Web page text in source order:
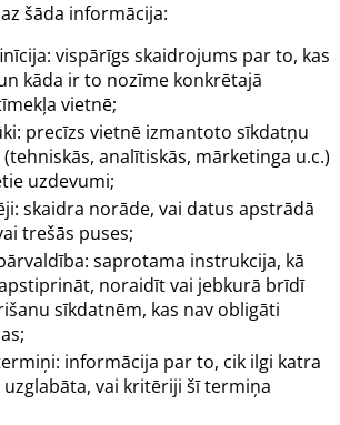
šāda informācija:
vispārīgs skaidrojums par to, kas
kāda ir to nozīme konkrētajā
vietnē;
precīzs vietnē izmantoto sīkdatņu
analītiskās, mārketinga u.c.)
uzdevumi;
skaidra norāde, vai datus apstrādā
trešās puses;
saprotama instrukcija, kā
noraidīt vai jebkurā brīdī
sīkdatnēm, kas nav obligāti
informācija par to, cik ilgi katra
vai kritēriji šī termiņa